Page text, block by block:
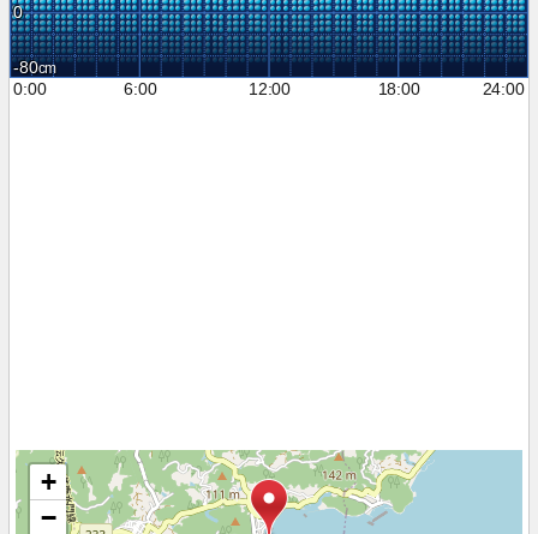
0
-80
0:00
6:00 12:00 18:00 24:00
+
−